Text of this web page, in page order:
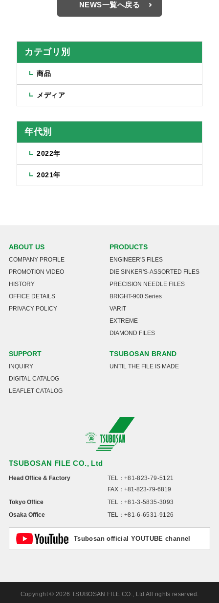
NEWS一覧へ戻る
カテゴリ別
商品
メディア
年代別
2022年
2021年
TSUBOSAN FILE CO., Ltd
Head Office & Factory TEL： +81-823-79-5121
FAX：+81-823-79-6819
Tokyo Office
TEL： +81-3-5835-3093
Osaka Office
TEL： +81-6-6531-9126
Tsubosan official YOUTUBE channel
ABOUT US
COMPANY PROFILE
PROMOTION VIDEO
HISTORY
OFFICE DETAILS
PRIVACY POLICY
PRODUCTS
ENGINEER'S FILES
DIE SINKER'S-ASSORTED FILES
PRECISION NEEDLE FILES
BRIGHT-900 Series
VARIT
EXTREME
DIAMOND FILES
SUPPORT
INQUIRY
DIGITAL CATALOG
LEAFLET CATALOG
TSUBOSAN BRAND
UNTIL THE FILE IS MADE
Copyright © 2026 TSUBOSAN FILE CO., Ltd All rights reserved.